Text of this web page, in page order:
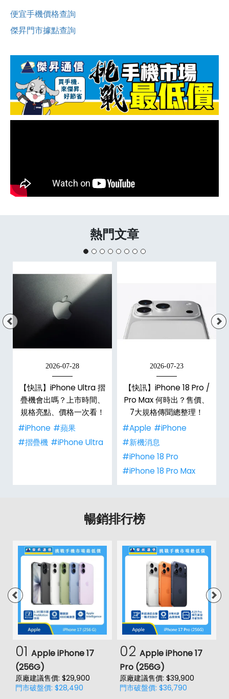
便宜手機價格查詢
傑昇門市據點查詢
熱門文章
2026-07-28
【快訊】iPhone Ultra 摺
疊機會出嗎？上市時間、
規格亮點、價格一次看！
#iPhone #蘋果
#摺疊機 #iPhone Ultra
2026-07-23
【快訊】iPhone 18 Pro /
Pro Max 何時出？售價、
7大規格傳聞總整理！
#Apple #iPhone
#新機消息
#iPhone 18 Pro
#iPhone 18 Pro Max
暢銷排行榜
01 Apple iPhone 17
(256G)
原廠建議售價: $29,900
門市破盤價: $28,490
02 Apple iPhone 17
Pro (256G)
原廠建議售價: $39,900
門市破盤價: $36,790